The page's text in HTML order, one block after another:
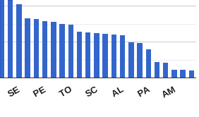
SE PE TO SC AL PA AM